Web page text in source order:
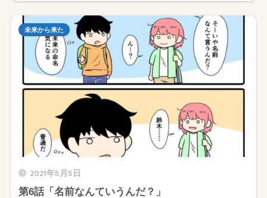
2021年5月5日
第6話「名前なんていうんだ？」
未来から来た